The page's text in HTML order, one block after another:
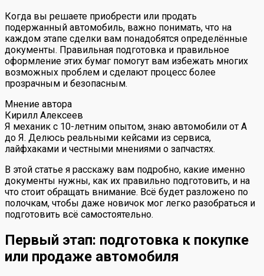
Когда вы решаете приобрести или продать
подержанный автомобиль, важно понимать, что на
каждом этапе сделки вам понадобятся определённые
документы. Правильная подготовка и правильное
оформление этих бумаг помогут вам избежать многих
возможных проблем и сделают процесс более
прозрачным и безопасным.
Мнение автора
Кирилл Алексеев
Я механик с 10-летним опытом, знаю автомобили от А
до Я. Делюсь реальными кейсами из сервиса,
лайфхаками и честными мнениями о запчастях.
В этой статье я расскажу вам подробно, какие именно
документы нужны, как их правильно подготовить, и на
что стоит обращать внимание. Всё будет разложено по
полочкам, чтобы даже новичок мог легко разобраться и
подготовить всё самостоятельно.
Первый этап: подготовка к покупке
или продаже автомобиля